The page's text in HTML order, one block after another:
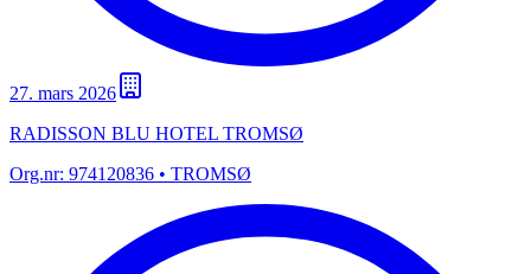
27. mars 2026
RADISSON BLU HOTEL TROMSØ
Org.nr: 974120836 • TROMSØ